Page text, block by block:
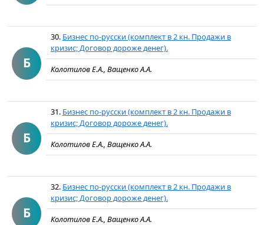
Б
30. Бизнес по-русски (комплект в 2 кн. Продажи в
кризис; Договор дороже денег).
Колотилов Е.А., Ващенко А.А.
Б
31. Бизнес по-русски (комплект в 2 кн. Продажи в
кризис; Договор дороже денег).
Колотилов Е.А., Ващенко А.А.
Б
32. Бизнес по-русски (комплект в 2 кн. Продажи в
кризис; Договор дороже денег).
Колотилов Е.А., Ващенко А.А.